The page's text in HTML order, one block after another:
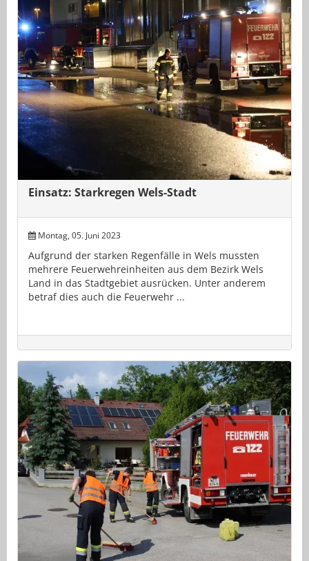
Einsatz: Starkregen Wels-Stadt
Montag, 05. Juni 2023
Aufgrund der starken Regenfälle in Wels mussten
mehrere Feuerwehreinheiten aus dem Bezirk Wels
Land in das Stadtgebiet ausrücken. Unter anderem
betraf dies auch die Feuerwehr ...